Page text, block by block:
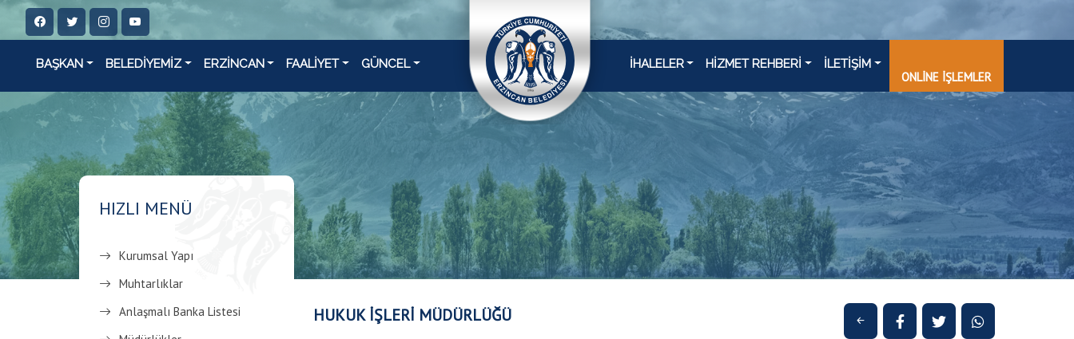
BAŞKAN BELEDİYEMİZ ERZİNCAN FAALİYET GÜNCEL İHALELER HİZMET REHBERİ İLETİŞİM
ONLİNE İŞLEMLER
HIZLI MENÜ
Kurumsal Yapı
Muhtarlıklar
Anlaşmalı Banka Listesi
HUKUK İŞLERİ MÜDÜRLÜĞÜ